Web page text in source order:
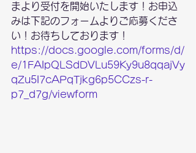
まより受付を開始いたします！お申込
みは下記のフォームよりご応募くださ
い！お待ちしております！
https://docs.google.com/forms/d/
e/1FAIpQLSdDVLu59Ky9u8qqajVy
qZu5I7cAPqTjkg6p5CCzs-r-
p7_d7g/viewform